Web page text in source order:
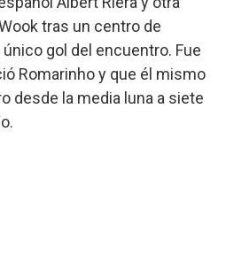
tras un centro de
único gol del encuentro. Fue
Romarinho y que él mismo
desde la media luna a siete